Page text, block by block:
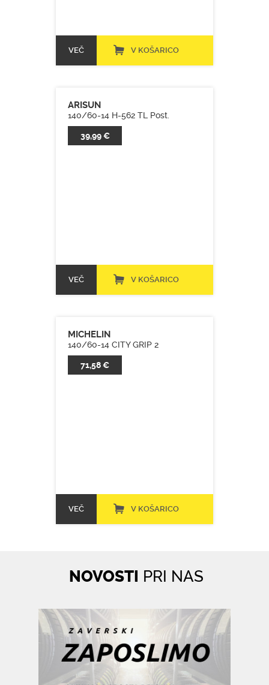
VEČ V KOŠARICO
ARISUN
140/60-14 H-562 TL Post.
39,99 €
VEČ V KOŠARICO
MICHELIN
140/60-14 CITY GRIP 2
71,58 €
VEČ V KOŠARICO
NOVOSTI PRI NAS